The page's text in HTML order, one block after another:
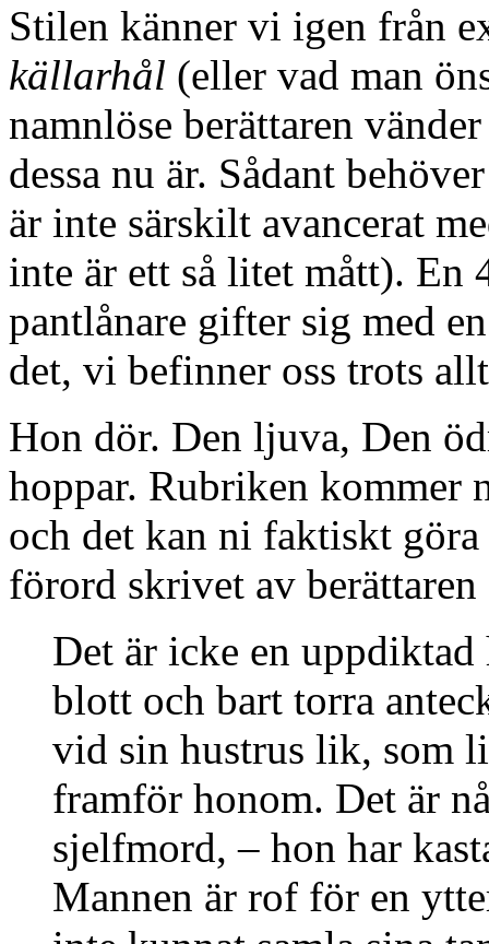
Stilen känner vi igen från
källarhål (eller vad man
namnlöse berättaren
dessa nu är. Sådant
är inte särskilt avancerat
inte är ett så litet mått). En
pantlånare gifter sig med
det, vi befinner oss trots
Hon dör. Den ljuva, Den
hoppar. Rubriken kommer
och det kan ni faktiskt göra
förord skrivet av berättaren
Det är icke en
blott och bart torra
vid sin hustrus lik, som
framför honom. Det är
sjelfmord, – hon har
Mannen är rof för en